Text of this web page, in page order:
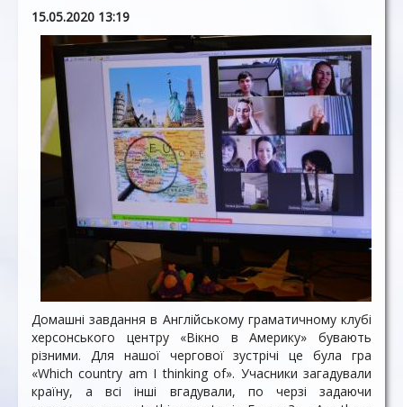
15.05.2020 13:19
Домашні завдання в Англійському граматичному клубі
херсонського центру «Вікно в Америку» бувають
різними. Для нашої чергової зустрічі це була гра
«Which country am I thinking of». Учасники загадували
країну, а всі інші вгадували, по черзі задаючи